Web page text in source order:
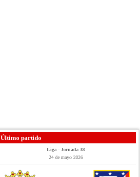
Último partido
Liga - Jornada 38
24 de mayo 2026